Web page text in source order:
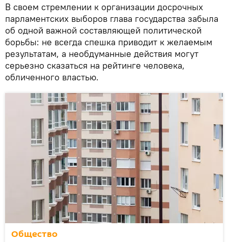
В своем стремлении к организации досрочных
парламентских выборов глава государства забыла
об одной важной составляющей политической
борьбы: не всегда спешка приводит к желаемым
результатам, а необдуманные действия могут
серьезно сказаться на рейтинге человека,
обличенного властью.
Общество